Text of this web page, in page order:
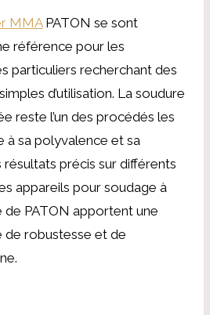
MMAPATON se sont
référence pour les
particuliers recherchant des
d’utilisation. La soudure
reste l’un des procédés les
à sa polyvalence et sa
précis sur différents
appareils pour soudage à
de PATON apportent une
de robustesse et de